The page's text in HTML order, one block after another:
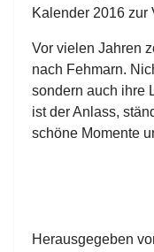
Kalender 2016 zur
Vor vielen Jahren
nach Fehmarn.
sondern auch ihre
ist der Anlass,
schöne Momente
Herausgegeben